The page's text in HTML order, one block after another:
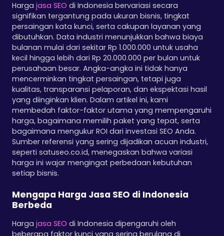
Hargajasa SEO di Indonesia bervariasi secara
signifikan tergantung pada ukuran bisnis, tingkat
persaingan kata kunci, serta cakupan layanan yang
dibutuhkan. Data industri menunjukkan bahwa biaya
bulanan mulai dari sekitar Rp 1.000.000 untuk usaha
kecil hingga lebih dari Rp 20.000.000 per bulan untuk
perusahaan besar. Angka-angka ini tidak hanya
mencerminkan tingkat persaingan, tetapi juga
kualitas, transparansi pelaporan, dan ekspektasi hasil
yang diinginkan klien. Dalam artikel ini, kami
membedah faktor-faktor utama yang mempengaruhi
harga, bagaimana memilih paket yang tepat, serta
bagaimana mengukur ROI dari investasi SEO Anda.
Sumber referensi yang sering dijadikan acuan industri,
seperti satuseo.co.id, menegaskan bahwa variasi
harga ini wajar mengingat perbedaan kebutuhan
setiap bisnis.
Mengapa Harga Jasa SEO di Indonesia
Berbeda
Hargajasa SEO di Indonesia dipengaruhi oleh
beberapa faktor kunci yang sering berulang di